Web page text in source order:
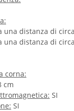
una distanza di
una distanza di
corna:
cm
SI
SI